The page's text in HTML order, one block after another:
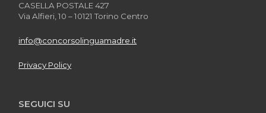
CASELLA POSTALE 427
Via Alfieri, 10 – 10121 Torino Centro
info@concorsolinguamadre.it
Privacy Policy
SEGUICI SU